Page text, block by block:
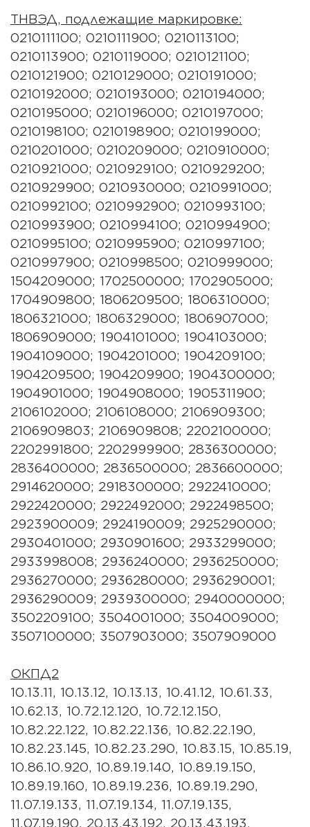
ТНВЭД, подлежащие маркировке:
0210111100; 0210111900; 0210113100;
0210113900; 0210119000; 0210121100;
0210121900; 0210129000; 0210191000;
0210192000; 0210193000; 0210194000;
0210195000; 0210196000; 0210197000;
0210198100; 0210198900; 0210199000;
0210201000; 0210209000; 0210910000;
0210921000; 0210929100; 0210929200;
0210929900; 0210930000; 0210991000;
0210992100; 0210992900; 0210993100;
0210993900; 0210994100; 0210994900;
0210995100; 0210995900; 0210997100;
0210997900; 0210998500; 0210999000;
1504209000; 1702500000; 1702905000;
1704909800; 1806209500; 1806310000;
1806321000; 1806329000; 1806907000;
1806909000; 1904101000; 1904103000;
1904109000; 1904201000; 1904209100;
1904209500; 1904209900; 1904300000;
1904901000; 1904908000; 1905311900;
2106102000; 2106108000; 2106909300;
2106909803; 2106909808; 2202100000;
2202991800; 2202999900; 2836300000;
2836400000; 2836500000; 2836600000;
2914620000; 2918300000; 2922410000;
2922420000; 2922492000; 2922498500;
2923900009; 2924190009; 2925290000;
2930401000; 2930901600; 2933299000;
2933998008; 2936240000; 2936250000;
2936270000; 2936280000; 2936290001;
2936290009; 2939300000; 2940000000;
3502209100; 3504001000; 3504009000;
3507100000; 3507903000; 3507909000
ОКПД2
10.13.11, 10.13.12, 10.13.13, 10.41.12, 10.61.33,
10.62.13, 10.72.12.120, 10.72.12.150,
10.82.22.122, 10.82.22.136, 10.82.22.190,
10.82.23.145, 10.82.23.290, 10.83.15, 10.85.19,
10.86.10.920, 10.89.19.140, 10.89.19.150,
10.89.19.160, 10.89.19.236, 10.89.19.290,
11.07.19.133, 11.07.19.134, 11.07.19.135,
11.07.19.190, 20.13.43.192, 20.13.43.193,